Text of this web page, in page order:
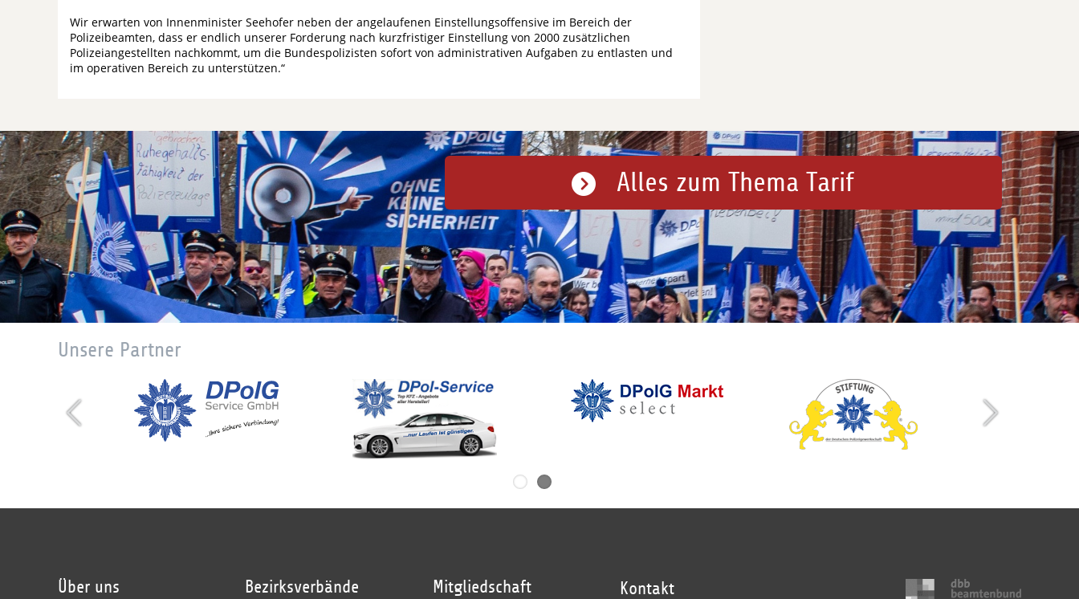
Wir erwarten von Innenminister Seehofer neben der angelaufenen Einstellungsoffensive im Bereich der
Polizeibeamten, dass er endlich unserer Forderung nach kurzfristiger Einstellung von 2000 zusätzlichen
Polizeiangestellten nachkommt, um die Bundespolizisten sofort von administrativen Aufgaben zu entlasten und
im operativen Bereich zu unterstützen.“
Alles zum Thema Tarif
Unsere Partner
Über uns Bezirksverbände Mitgliedschaft Kontakt